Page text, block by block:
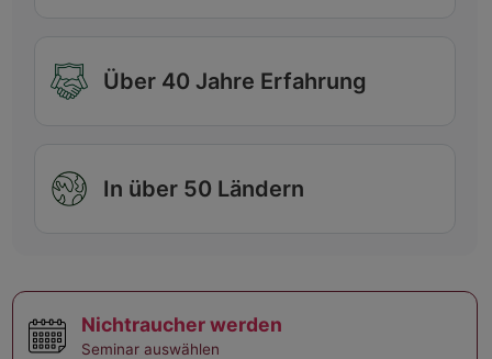
Über 40 Jahre Erfahrung
In über 50 Ländern
Nichtraucher werden
Seminar auswählen